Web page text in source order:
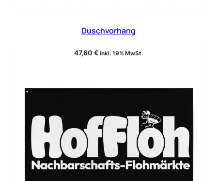
Duschvorhang
47,60 € inkl. 19% MwSt.